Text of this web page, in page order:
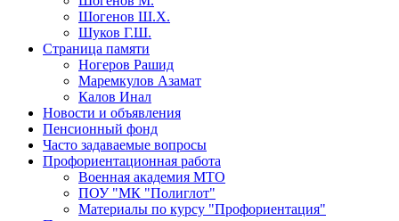
Шогенов Ш.Х.
Шуков Г.Ш.
Страница памяти
Ногеров Рашид
Маремкулов Азамат
Калов Инал
Новости и объявления
Пенсионный фонд
Часто задаваемые вопросы
Профориентационная работа
Военная академия МТО
ПОУ "МК "Полиглот"
Материалы по курсу "Профориентация"